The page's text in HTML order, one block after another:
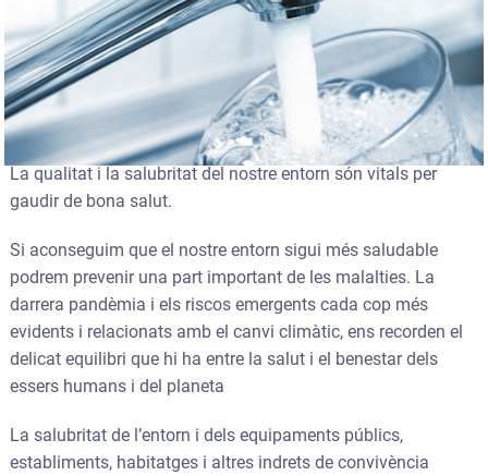
La qualitat i la salubritat del nostre entorn són vitals per
gaudir de bona salut.
Si aconseguim que el nostre entorn sigui més saludable
podrem prevenir una part important de les malalties. La
darrera pandèmia i els riscos emergents cada cop més
evidents i relacionats amb el canvi climàtic, ens recorden el
delicat equilibri que hi ha entre la salut i el benestar dels
essers humans i del planeta
La salubritat de l’entorn i dels equipaments públics,
establiments, habitatges i altres indrets de convivència